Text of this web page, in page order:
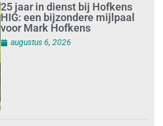
25 jaar in dienst bij Hofkens
HIG: een bijzondere mijlpaal
voor Mark Hofkens
augustus 6, 2026